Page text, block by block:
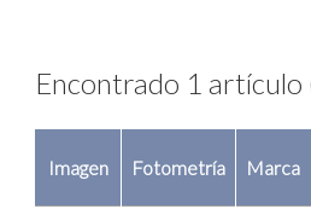
Encontrado 1
Imagen Fotometría Marca